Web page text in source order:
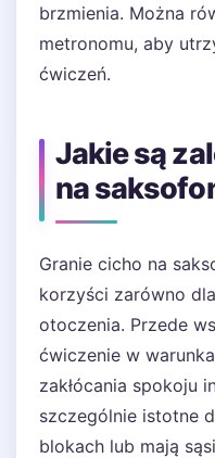
brzmienia. Można
metronomu, aby
ćwiczeń.
Jakie są
na
Granie cicho na
korzyści zarówno
otoczenia. Przede
ćwiczenie w
zakłócania spokoju
szczególnie istotne
blokach lub mają